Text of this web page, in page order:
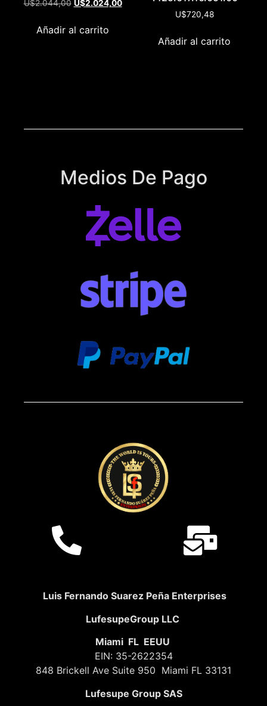
U$2.044,00 U$2.024,00
Añadir al carrito
U$720,48
Añadir al carrito
Medios De Pago
Luis Fernando Suarez Peña Enterprises
LufesupeGroup LLC
Miami FL EEUU
EIN: 35-2622354
848 Brickell Ave Suite 950 Miami FL 33131
Lufesupe Group SAS